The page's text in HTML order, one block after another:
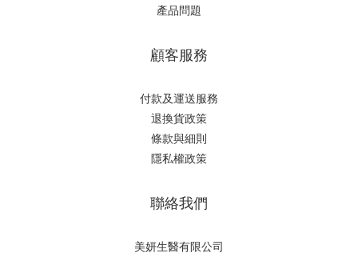
產品問題
顧客服務
付款及運送服務
退換貨政策
條款與細則
隱私權政策
聯絡我們
美妍生醫有限公司